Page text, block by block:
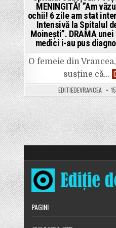
MENINGITĂ! ”Am
ochii! 6 zile am stat
Intensivă la Spitalul
Moinești”. DRAMA
medici i-au pus
O femeie din
susține că…
EDITIEDEVRANCEA
Paginație
articole
PAGINI